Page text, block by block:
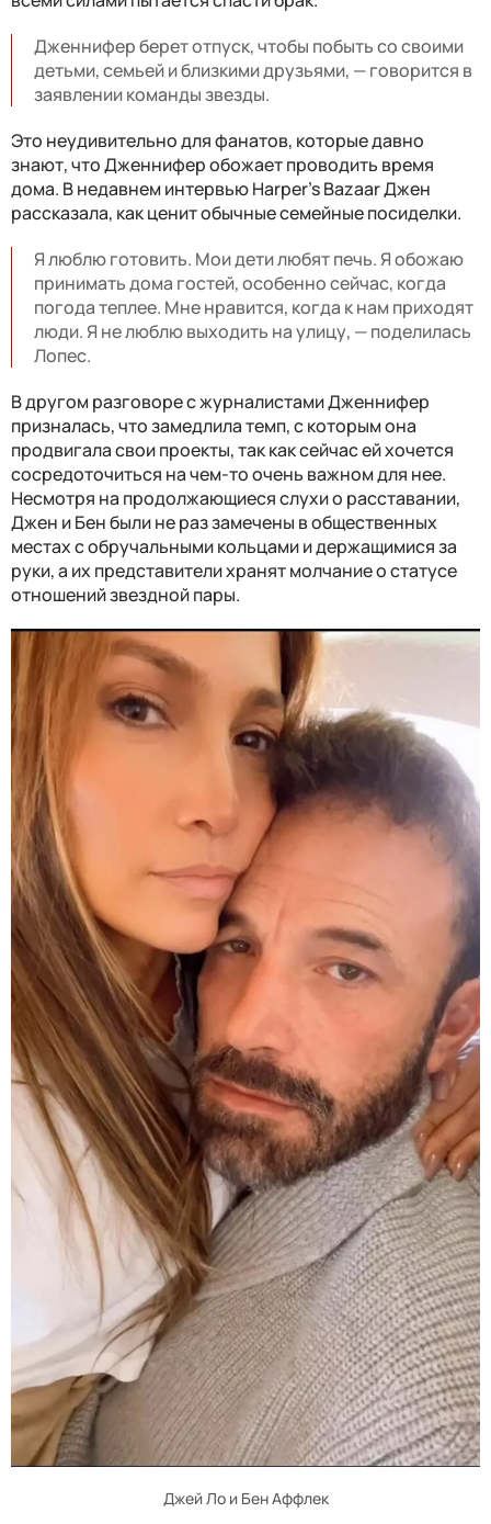
Дженнифер берет отпуск, чтобы побыть со своими
детьми, семьей и близкими друзьями, — говорится в
заявлении команды звезды.
Это неудивительно для фанатов, которые давно
знают, что Дженнифер обожает проводить время
дома. В недавнем интервью Harper's Bazaar Джен
рассказала, как ценит обычные семейные посиделки.
Я люблю готовить. Мои дети любят печь. Я обожаю
принимать дома гостей, особенно сейчас, когда
погода теплее. Мне нравится, когда к нам приходят
люди. Я не люблю выходить на улицу, — поделилась
Лопес.
В другом разговоре с журналистами Дженнифер
призналась, что замедлила темп, с которым она
продвигала свои проекты, так как сейчас ей хочется
сосредоточиться на чем-то очень важном для нее.
Несмотря на продолжающиеся слухи о расставании,
Джен и Бен были не раз замечены в общественных
местах с обручальными кольцами и держащимися за
руки, а их представители хранят молчание о статусе
отношений звездной пары.
Джей Ло и Бен Аффлек